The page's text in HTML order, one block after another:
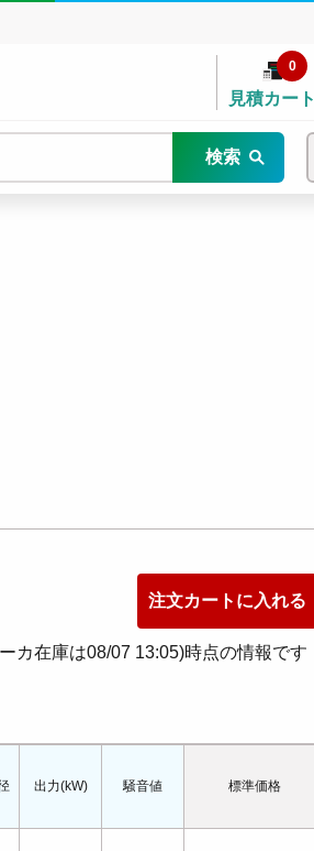
見積カート
0
検索
注文カートに入れる
カ在庫は08/07 13:05)時点の情報です
出力(kW) 騒音値 標準価格